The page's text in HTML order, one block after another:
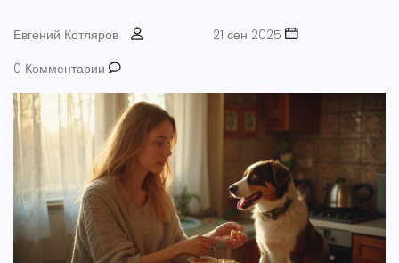
Евгений Котляров
21 сен 2025
0 Комментарии